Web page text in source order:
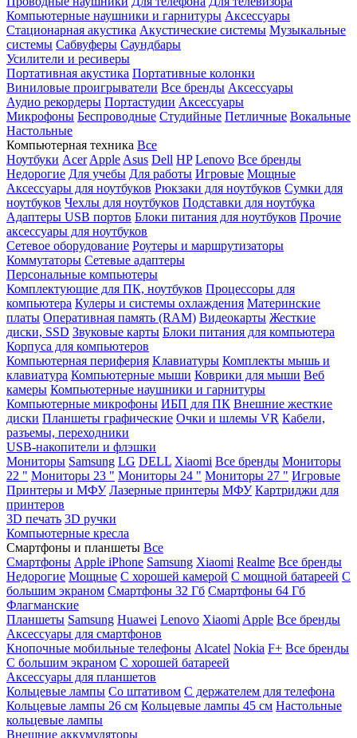
Компьютерные наушники и гарнитуры Аксессуары
Стационарная акустика Акустические системы Музыкальные
системы Сабвуферы Саундбары
Усилители и ресиверы
Портативная акустика Портативные колонки
Виниловые проигрыватели Все бренды Аксессуары
Аудио рекордеры Портастудии Аксессуары
Микрофоны Беспроводные Студийные Петличные Вокальные
Настольные
Компьютерная техника Все
Ноутбуки Acer Apple Asus Dell HP Lenovo Все бренды
Недорогие Для учебы Для работы Игровые Мощные
Аксессуары для ноутбуков Рюкзаки для ноутбуков Сумки для
ноутбуков Чехлы для ноутбуков Подставки для ноутбука
Адаптеры USB портов Блоки питания для ноутбуков Прочие
аксессуары для ноутбуков
Сетевое оборудование Роутеры и маршрутизаторы
Коммутаторы Сетевые адаптеры
Персональные компьютеры
Комплектующие для ПК, ноутбуков Процессоры для
компьютера Кулеры и системы охлаждения Материнские
платы Оперативная память (RAM) Видеокарты Жесткие
диски, SSD Звуковые карты Блоки питания для компьютера
Корпуса для компьютеров
Компьютерная периферия Клавиатуры Комплекты мышь и
клавиатура Компьютерные мыши Коврики для мыши Веб
камеры Компьютерные наушники и гарнитуры
Компьютерные микрофоны ИБП для ПК Внешние жесткие
диски Планшеты графические Очки и шлемы VR Кабели,
разъемы, переходники
USB-накопители и флэшки
Мониторы Samsung LG DELL Xiaomi Все бренды Мониторы
22 " Мониторы 23 " Мониторы 24 " Мониторы 27 " Игровые
Принтеры и МФУ Лазерные принтеры МФУ Картриджи для
принтеров
3D печать 3D ручки
Компьютерные кресла
Смартфоны и планшеты Все
Смартфоны Apple iPhone Samsung Xiaomi Realme Все бренды
Недорогие Мощные С хорошей камерой С мощной батареей С
большим экраном Смартфоны 32 Гб Смартфоны 64 Гб
Флагманские
Планшеты Samsung Huawei Lenovo Xiaomi Apple Все бренды
Аксессуары для смартфонов
Кнопочные мобильные телефоны Alcatel Nokia F+ Все бренды
С большим экраном С хорошей батареей
Аксессуары для планшетов
Кольцевые лампы Со штативом C держателем для телефона
Кольцевые лампы 26 см Кольцевые лампы 45 см Настольные
кольцевые лампы
Внешние аккумуляторы